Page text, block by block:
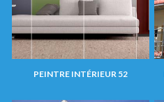
PEINTRE INTÉRIEUR 52